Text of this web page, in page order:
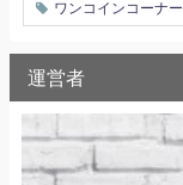
ワンコインコーナー
運営者